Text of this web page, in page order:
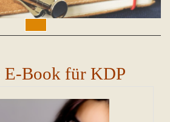
Button
E-Book für KDP